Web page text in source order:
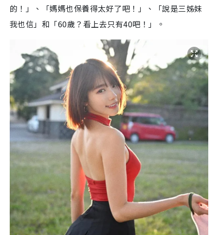
的！」、「媽媽也保養得太好了吧！」、「說是三姊妹
我也信」和「60歲？看上去只有40吧！」。